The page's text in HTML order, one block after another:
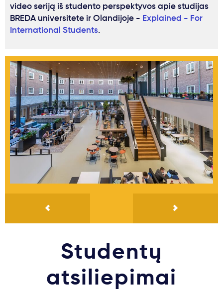
video seriją iš studento perspektyvos apie studijas
BREDA universitete ir Olandijoje - Explained - For
International Students.
Studentų
atsiliepimai